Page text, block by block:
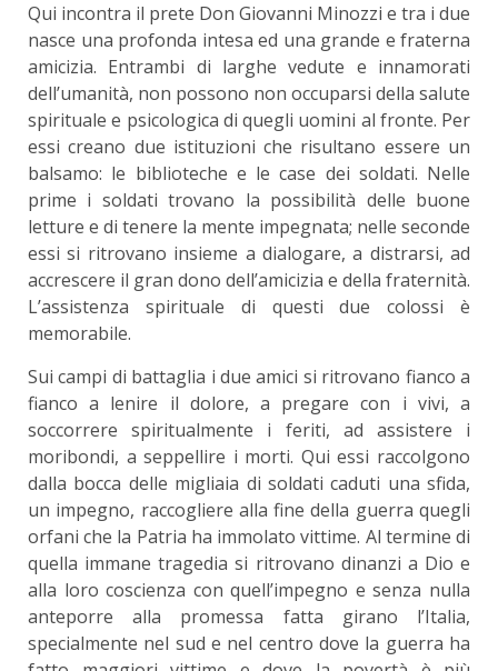
Qui incontra il prete Don Giovanni Minozzi e tra i due
nasce una profonda intesa ed una grande e fraterna
amicizia. Entrambi di larghe vedute e innamorati
dell’umanità, non possono non occuparsi della salute
spirituale e psicologica di quegli uomini al fronte. Per
essi creano due istituzioni che risultano essere un
balsamo: le biblioteche e le case dei soldati. Nelle
prime i soldati trovano la possibilità delle buone
letture e di tenere la mente impegnata; nelle seconde
essi si ritrovano insieme a dialogare, a distrarsi, ad
accrescere il gran dono dell’amicizia e della fraternità.
L’assistenza spirituale di questi due colossi è
memorabile.
Sui campi di battaglia i due amici si ritrovano fianco a
fianco a lenire il dolore, a pregare con i vivi, a
soccorrere spiritualmente i feriti, ad assistere i
moribondi, a seppellire i morti. Qui essi raccolgono
dalla bocca delle migliaia di soldati caduti una sfida,
un impegno, raccogliere alla fine della guerra quegli
orfani che la Patria ha immolato vittime. Al termine di
quella immane tragedia si ritrovano dinanzi a Dio e
alla loro coscienza con quell’impegno e senza nulla
anteporre alla promessa fatta girano l’Italia,
specialmente nel sud e nel centro dove la guerra ha